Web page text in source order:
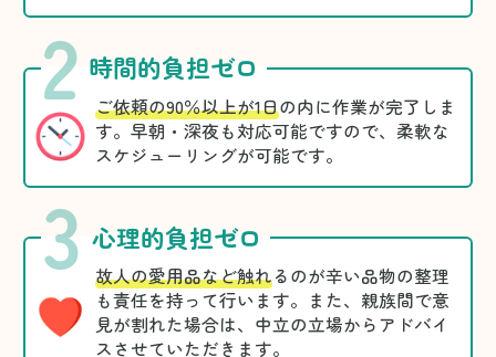
2 時間的負担ゼロ
ご依頼の90％以上が1日の内に作業が完了しま
す。早朝・深夜も対応可能ですので、柔軟な
スケジューリングが可能です。
3 心理的負担ゼロ
故人の愛用品など触れるのが辛い品物の整理
も責任を持って行います。また、親族間で意
見が割れた場合は、中立の立場からアドバイ
スさせていただきます。